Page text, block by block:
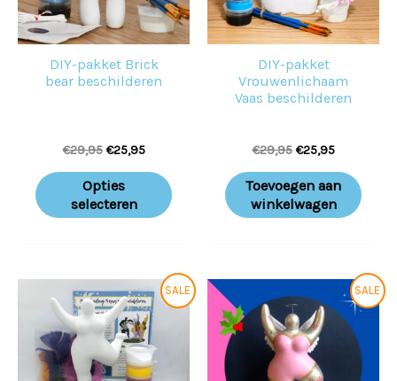
DIY-pakket Brick
bear beschilderen
€29,95 €25,95
Opties
selecteren
DIY-pakket
Vrouwenlichaam
Vaas beschilderen
€29,95 €25,95
Toevoegen aan
winkelwagen
SALE
Oorspronkelijke
prijs
was:
€32,50.
Huidige
prijs
is:
€28,50.
Dit
product
meerdere
SALE
Oorspronkelijke
prijs
was:
€29,95.
Huidige
prijs
is:
€25,95.
Dit